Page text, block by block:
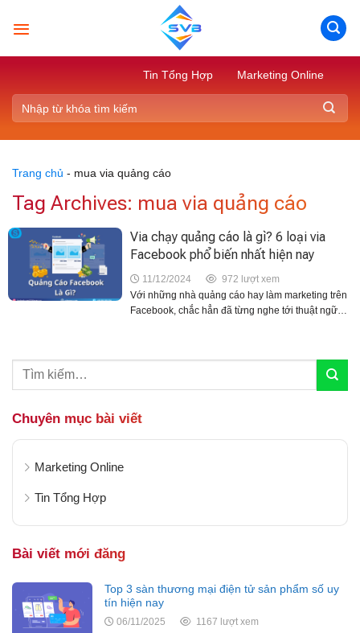
Tin Tổng Hợp Marketing Online
Trang chủ - mua via quảng cáo
Tag Archives: mua via quảng cáo
Via chạy quảng cáo là gì? 6 loại via
Facebook phổ biến nhất hiện nay
11/12/2024
972 lượt xem
Với những nhà quảng cáo hay làm marketing trên
Facebook, chắc hẳn đã từng nghe tới thuật ngữ
Chuyên mục bài viết
Marketing Online
Tin Tổng Hợp
Bài viết mới đăng
Top 3 sàn thương mại điện tử sản phẩm số uy
tín hiện nay
06/11/2025 1167 lượt xem